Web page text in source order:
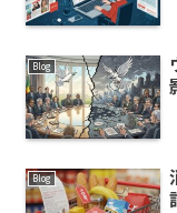
Blog
Blog